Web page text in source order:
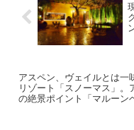
アスペン、ヴェイルとは一
リゾート「スノーマス」。
の絶景ポイント「マルーン